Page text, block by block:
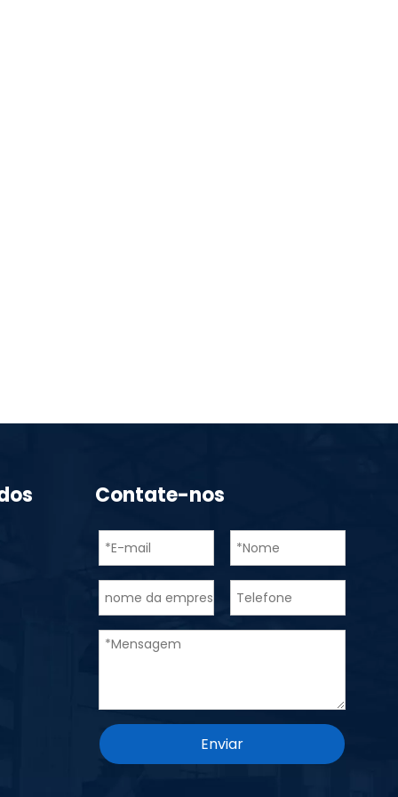
Contate-nos
Enviar